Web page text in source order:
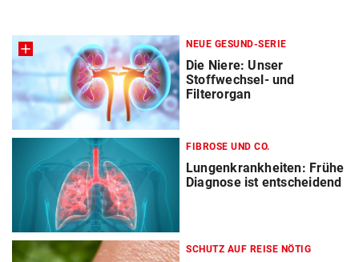
NEUE GESUND-SERIE
Die Niere: Unser
Stoffwechsel- und
Filterorgan
FIBROSE UND CO.
Lungenkrankheiten: Frühe
Diagnose ist entscheidend
SCHUTZ AUF REISE NÖTIG